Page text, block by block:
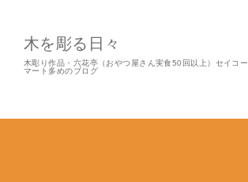
木を彫る日々
木彫り作品・六花亭（おやつ屋さん実食50回以上）セイコー
マート多めのブログ